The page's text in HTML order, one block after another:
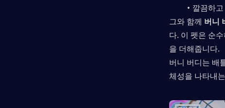
깔끔하
그와 함께 버니
다. 이 펫은 순
을 더해줍니다.
버니 버디는 배
체성을 나타내